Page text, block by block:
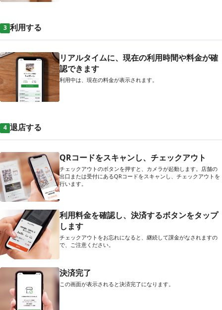
3 利用する
リアルタイムに、現在の利用時間や料金が確
認できます
利用中は、現在の料金が表示されます。
4 退店する
QRコードをスキャンし、チェックアウト
チェックアウトのボタンを押すと、カメラが起動します。店舗の
出口または受付にあるQRコードをスキャンし、チェックアウトを
行います。
利用料金を確認し、決済するボタンをタップ
します
チェックアウトをお忘れになると、継続して課金がなされますの
で、ご注意ください。
決済完了
この画面が表示されると決済完了になります。